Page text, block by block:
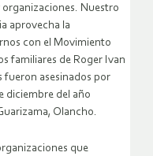
Nuestro
aprovecha la
con el Movimiento
familiares de Roger Ivan
fueron asesinados por
diciembre del año
Olancho.
que